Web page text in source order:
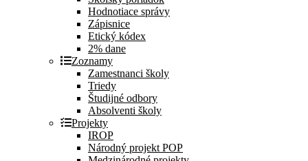
Hodnotiace správy
Zápisnice
Etický kódex
2% dane
Zoznamy
Zamestnanci školy
Triedy
Študijné odbory
Absolventi školy
Projekty
IROP
Národný projekt POP